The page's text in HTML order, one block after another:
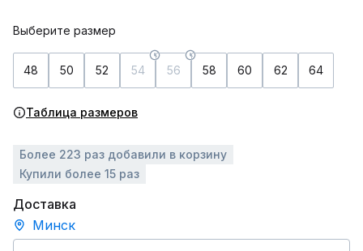
Выберите размер
48 50 52 54 56 58 60 62 64
Таблица размеров
Более 223 раз добавили в корзину
Купили более 15 раз
Доставка
Минск